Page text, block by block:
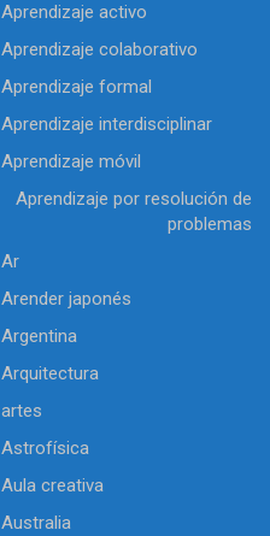
Aprendizaje activo
Aprendizaje colaborativo
Aprendizaje formal
Aprendizaje interdisciplinar
Aprendizaje móvil
Aprendizaje por resolución de
problemas
Ar
Arender japonés
Argentina
Arquitectura
artes
Astrofísica
Aula creativa
Australia